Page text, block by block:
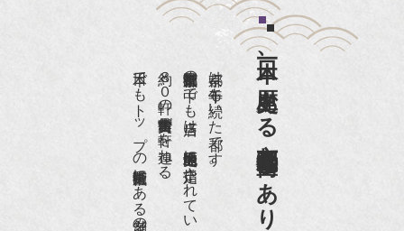
日本一、歴史ある
京都は千年も続いた都です。
京都祇園骨董街の中でも当店は、歴史的保全地区に指定されています。
約８０軒の古美術骨董商が軒を連ねる、
日本でもトップの祇園骨董街にある老舗の骨董店です。